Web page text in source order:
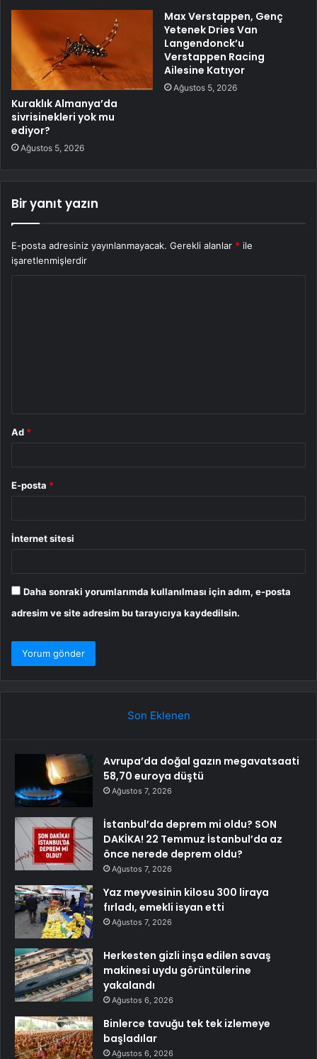
Kuraklık Almanya’da
sivrisinekleri yok mu
ediyor?
Ağustos 5, 2026
Max Verstappen, Genç
Yetenek Dries Van
Langendonck’u
Verstappen Racing
Ailesine Katıyor
Ağustos 5, 2026
Bir yanıt yazın
E-posta adresiniz yayınlanmayacak. Gerekli alanlar * ile
işaretlenmişlerdir
Ad *
E-posta *
İnternet sitesi
Daha sonraki yorumlarımda kullanılması için adım, e-posta
adresim ve site adresim bu tarayıcıya kaydedilsin.
Son Eklenen
Avrupa’da doğal gazın megavatsaati
58,70 euroya düştü
Ağustos 7, 2026
İstanbul’da deprem mi oldu? SON
DAKİKA! 22 Temmuz İstanbul’da az
önce nerede deprem oldu?
Ağustos 7, 2026
Yaz meyvesinin kilosu 300 liraya
fırladı, emekli isyan etti
Ağustos 7, 2026
Herkesten gizli inşa edilen savaş
makinesi uydu görüntülerine
yakalandı
Ağustos 6, 2026
Binlerce tavuğu tek tek izlemeye
başladılar
Ağustos 6, 2026